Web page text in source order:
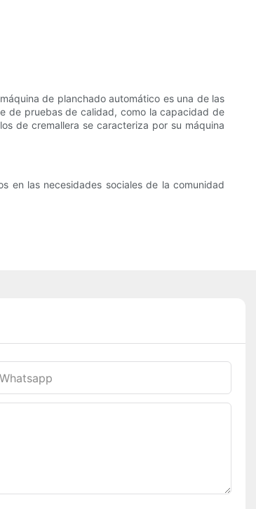
de planchado automático es una de las
de pruebas de calidad, como la capacidad de
de cremallera se caracteriza por su máquina
en las necesidades sociales de la comunidad